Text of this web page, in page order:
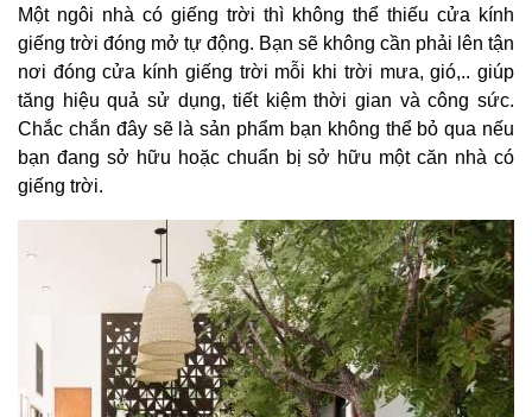
Một ngôi nhà có giếng trời thì không thể thiếu cửa kính
giếng trời đóng mở tự động. Bạn sẽ không cần phải lên tận
nơi đóng cửa kính giếng trời mỗi khi trời mưa, gió,.. giúp
tăng hiệu quả sử dụng, tiết kiệm thời gian và công sức.
Chắc chắn đây sẽ là sản phẩm bạn không thể bỏ qua nếu
bạn đang sở hữu hoặc chuẩn bị sở hữu một căn nhà có
giếng trời.